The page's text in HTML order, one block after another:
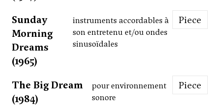
Sunday
Morning
Dreams
(1965)
instruments accordables à
son entretenu et/ou ondes
sinusoïdales
Piece
The Big Dream
(1984)
pour environnement
sonore
Piece